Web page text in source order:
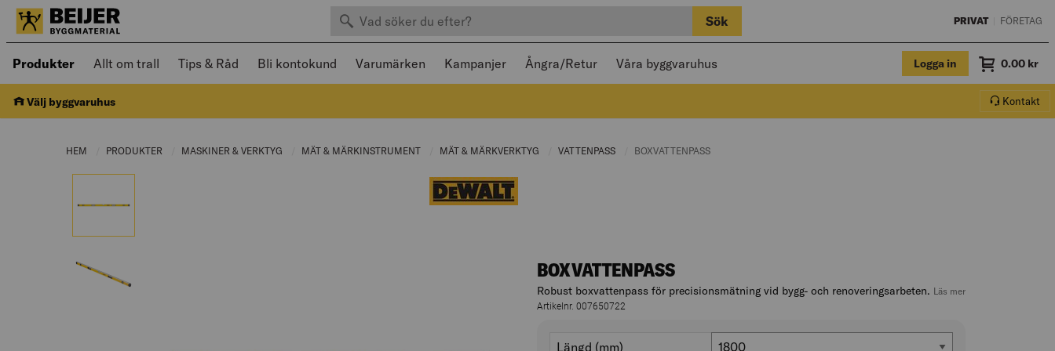
Sök efter produkter Sök PRIVAT FÖRETAG
Produkter Öppnad meny kan navigeras med piltangenter och stängas med Escape
Allt om trall Tips & Råd Bli kontokund Varumärken Kampanjer Ångra/Retur Våra byggvaruhus Logga in Varukorg.
Summa
0.00 kr
Välj byggvaruhus Kontakt
HEM PRODUKTER CURRENT PAGE:
MASKINER & VERKTYG CURRENT PAGE:
MÄT & MÄRKINSTRUMENT CURRENT PAGE:
MÄT & MÄRKVERKTYG CURRENT PAGE:
VATTENPASS CURRENT PAGE:
CURRENT PAGE:
BOXVATTENPASS
BOXVATTENPASS
Robust boxvattenpass för precisionsmätning vid bygg- och renoveringsarbeten. Läs mer
Artikelnr. 007650722
Varianter
längd (mm) Längd (mm)
1800